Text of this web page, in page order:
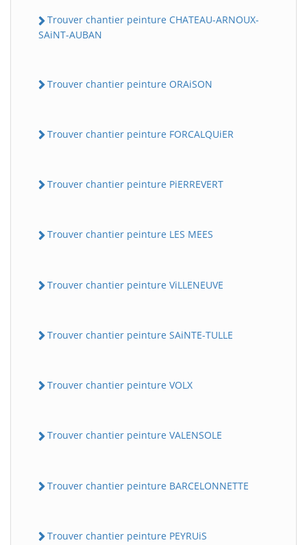
Trouver chantier peinture CHATEAU-ARNOUX-
SAiNT-AUBAN
Trouver chantier peinture ORAiSON
Trouver chantier peinture FORCALQUiER
Trouver chantier peinture PiERREVERT
Trouver chantier peinture LES MEES
Trouver chantier peinture ViLLENEUVE
Trouver chantier peinture SAiNTE-TULLE
Trouver chantier peinture VOLX
Trouver chantier peinture VALENSOLE
Trouver chantier peinture BARCELONNETTE
Trouver chantier peinture PEYRUiS